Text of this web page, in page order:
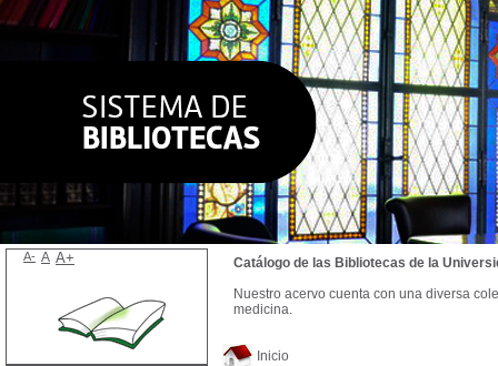
Inicio
Catálogo de las Bibliotecas de la
Nuestro acervo cuenta con una diversa
medicina.
A- A A+